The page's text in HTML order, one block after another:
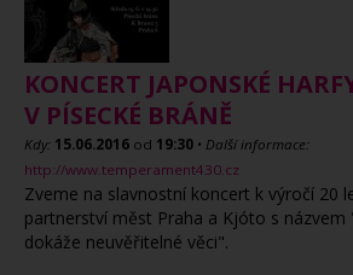
KONCERT JAPONSKÉ
V PÍSECKÉ BRÁNĚ
Kdy: 15.06.2016 od 19:30 • Další informace:
http://www.temperament430.cz
Zveme na slavnostní koncert k výročí 20
partnerství měst Praha a Kjóto s názvem
dokáže neuvěřitelné věci".